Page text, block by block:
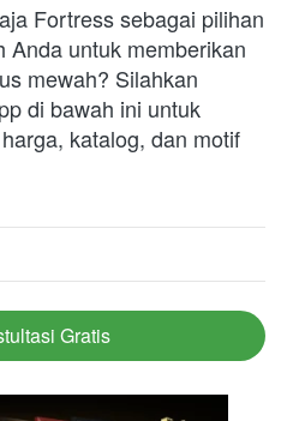
Fortress sebagai pilihan
Anda untuk memberikan
mewah? Silahkan
di bawah ini untuk
katalog, dan motif
Gratis